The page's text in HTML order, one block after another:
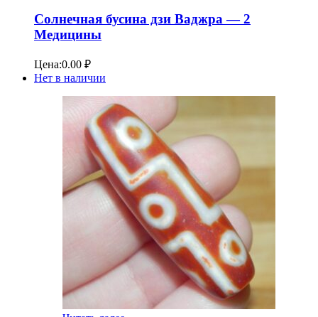
Солнечная бусина дзи Ваджра — 2
Медицины
Цена:0.00 ₽
Нет в наличии